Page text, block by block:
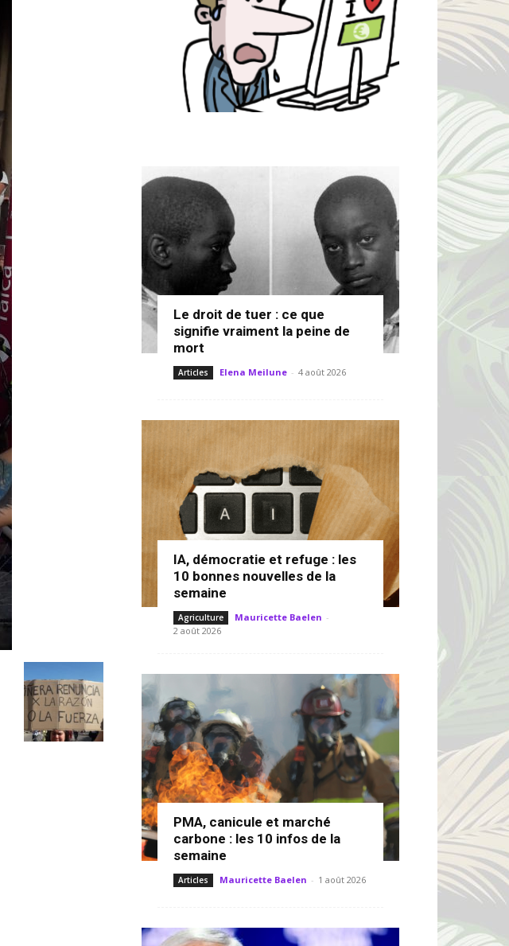
Le droit de tuer : ce que
signifie vraiment la peine de
mort
Articles Elena Meilune - 4 août 2026
IA, démocratie et refuge : les
10 bonnes nouvelles de la
semaine
Agriculture Mauricette Baelen -
2 août 2026
PMA, canicule et marché
carbone : les 10 infos de la
semaine
Articles Mauricette Baelen - 1 août 2026